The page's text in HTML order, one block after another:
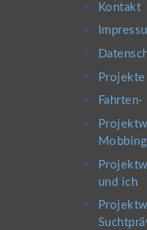
Kontakt
und ich